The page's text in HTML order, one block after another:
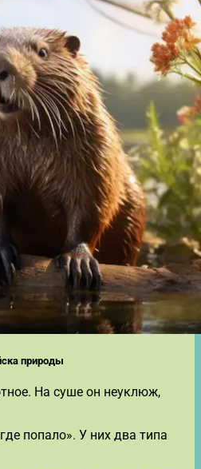
природы
На суше он неуклюж,
попало». У них два типа